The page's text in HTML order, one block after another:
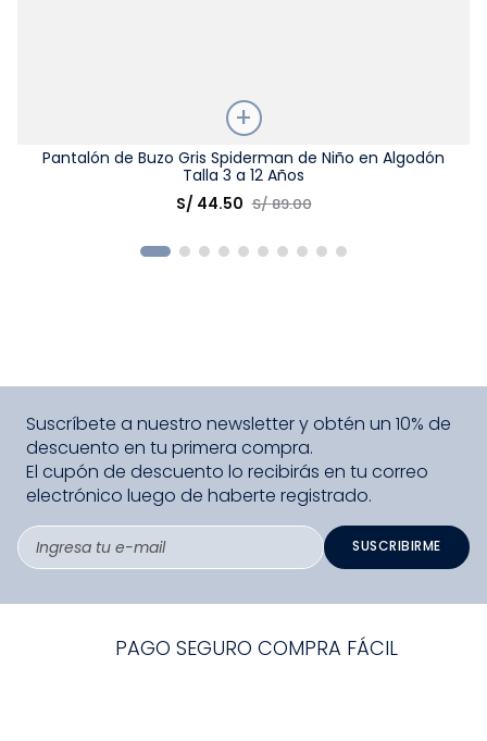
TallaPantalón de Buzo Gris Spiderman de Niño en Algodón
Talla 3 a 12 Años
S/ 44.50 S/89.00
Suscríbete a nuestro newsletter y obtén un 10% de
descuento en tu primera compra.
El cupón de descuento lo recibirás en tu correo
electrónico luego de haberte registrado.
SUSCRIBIRME
PAGO SEGURO COMPRA FÁCIL